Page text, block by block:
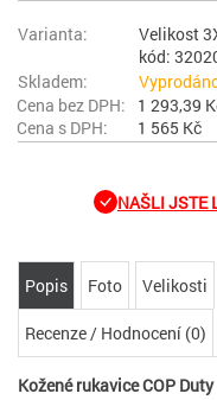
Velikost
kód:
1 293,39
1 565 Kč
NAŠLI JSTE
Popis Foto Velikosti
Recenze / Hodnocení (0)
Kožené rukavice COP Duty